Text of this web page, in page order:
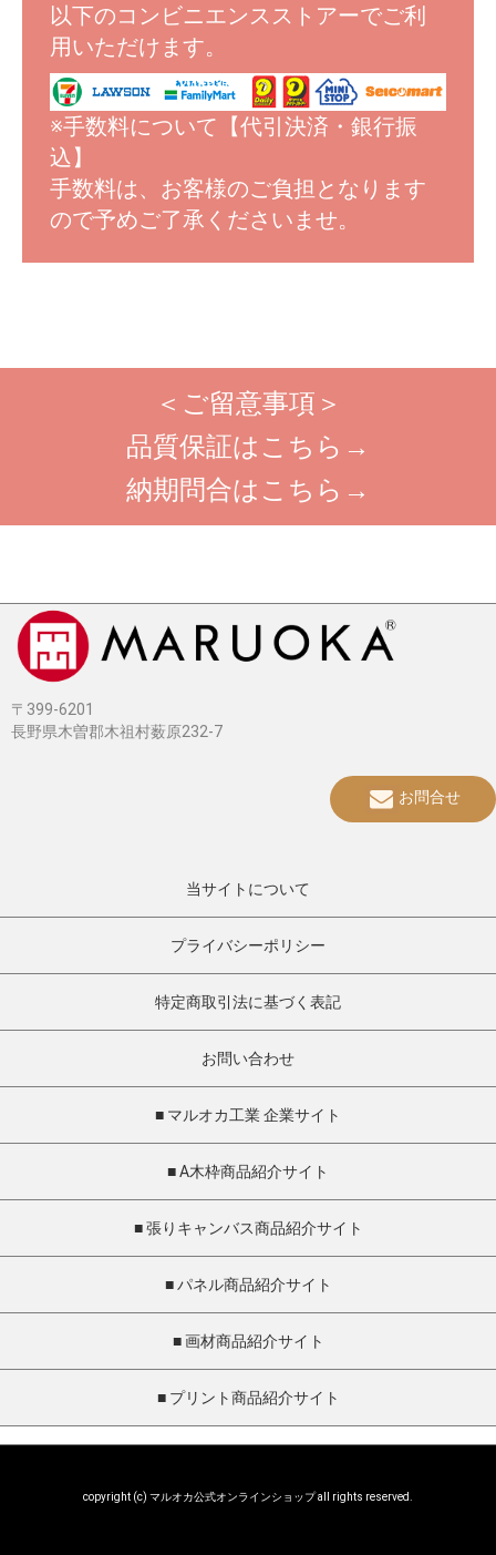
以下のコンビニエンスストアーでご利
用いただけます。
※手数料について【代引決済・銀行振
込】
手数料は、お客様のご負担となります
ので予めご了承くださいませ。
＜ご留意事項＞
品質保証はこちら→
納期問合はこちら→
〒399-6201
長野県木曽郡木祖村薮原232-7
お問合せ
当サイトについて
プライバシーポリシー
特定商取引法に基づく表記
お問い合わせ
■ マルオカ工業 企業サイト
■ A木枠商品紹介サイト
■ 張りキャンバス商品紹介サイト
■ パネル商品紹介サイト
■ 画材商品紹介サイト
■ プリント商品紹介サイト
copyright (c) マルオカ公式オンラインショップ all rights reserved.